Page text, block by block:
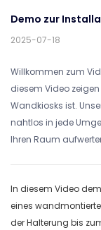
Demo zur
2025-07-18
Willkommen zum
diesem Video
Wandkiosks ist.
nahtlos in jede
Ihren Raum
In diesem Video
eines
der Halterung bis